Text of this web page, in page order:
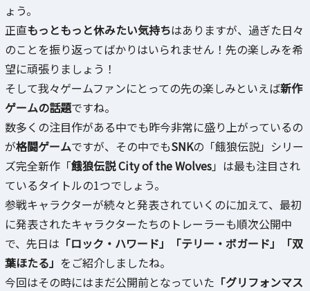
ょう。
正直もっともっと休みたい気持ちはありますが、過ぎた日々
のことを振り返ってばかりはいられません！先の楽しみを希
望に頑張りましょう！
そして我々ゲームファンにとっての先の楽しみといえば新作
ゲームの話題ですね。
数多くの注目作がある中でも昨今非常に盛り上がっているの
が格闘ゲームですが、その中でもSNKの「餓狼伝説」シリー
ズ完全新作「餓狼伝説 City of the Wolves」は最も注目され
ているタイトルの1つでしょう。
参戦キャラクターが続々と発表されていくのに加えて、最初
に発表されたキャラクターたちのトレーラーも順次公開中
で、先日は 「ロック・ハワード」「テリー・ボガード」「双
葉ほたる」 をご紹介しましたね。
今回はその時にはまだ公開前となっていた 「グリフォンマス